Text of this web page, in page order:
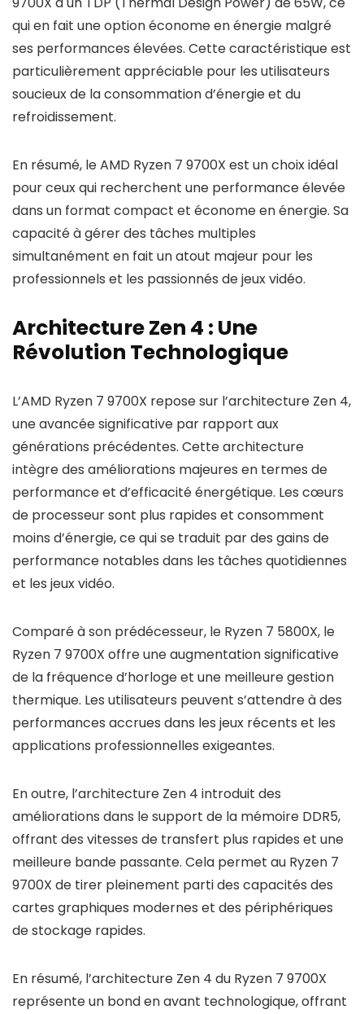
qui en fait une option économe en énergie malgré
ses performances élevées. Cette caractéristique est
particulièrement appréciable pour les utilisateurs
soucieux de la consommation d’énergie et du
refroidissement.
En résumé, le AMD Ryzen 7 9700X est un choix idéal
pour ceux qui recherchent une performance élevée
dans un format compact et économe en énergie. Sa
capacité à gérer des tâches multiples
simultanément en fait un atout majeur pour les
professionnels et les passionnés de jeux vidéo.
Architecture Zen 4 : Une
Révolution Technologique
L’AMD Ryzen 7 9700X repose sur l’architecture Zen 4,
une avancée significative par rapport aux
générations précédentes. Cette architecture
intègre des améliorations majeures en termes de
performance et d’efficacité énergétique. Les cœurs
de processeur sont plus rapides et consomment
moins d’énergie, ce qui se traduit par des gains de
performance notables dans les tâches quotidiennes
et les jeux vidéo.
Comparé à son prédécesseur, le Ryzen 7 5800X, le
Ryzen 7 9700X offre une augmentation significative
de la fréquence d’horloge et une meilleure gestion
thermique. Les utilisateurs peuvent s’attendre à des
performances accrues dans les jeux récents et les
applications professionnelles exigeantes.
En outre, l’architecture Zen 4 introduit des
améliorations dans le support de la mémoire DDR5,
offrant des vitesses de transfert plus rapides et une
meilleure bande passante. Cela permet au Ryzen 7
9700X de tirer pleinement parti des capacités des
cartes graphiques modernes et des périphériques
de stockage rapides.
En résumé, l’architecture Zen 4 du Ryzen 7 9700X
représente un bond en avant technologique, offrant